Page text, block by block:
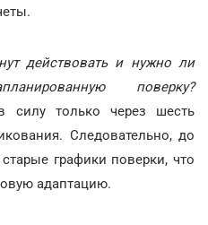
действовать и нужно ли
поверку?
силу только через шесть
Следовательно, до
графики поверки, что
адаптацию.